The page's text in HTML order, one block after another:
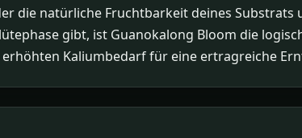
die natürliche Fruchtbarkeit deines
gibt, ist Guanokalong Bloom die
Kaliumbedarf für eine ertragreiche